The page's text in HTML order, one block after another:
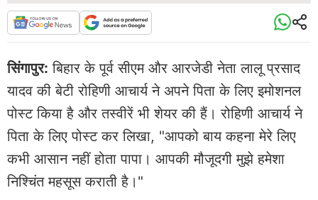
सिंगापुर: बिहार के पूर्व सीएम और आरजेडी नेता लालू प्रसाद
यादव की बेटी रोहिणी आचार्य ने अपने पिता के लिए इमोशनल
पोस्ट किया है और तस्वीरें भी शेयर की हैं। रोहिणी आचार्य ने
पिता के लिए पोस्ट कर लिखा, "आपको बाय कहना मेरे लिए
कभी आसान नहीं होता पापा। आपकी मौजूदगी मुझे हमेशा
निश्चिंत महसूस कराती है।"